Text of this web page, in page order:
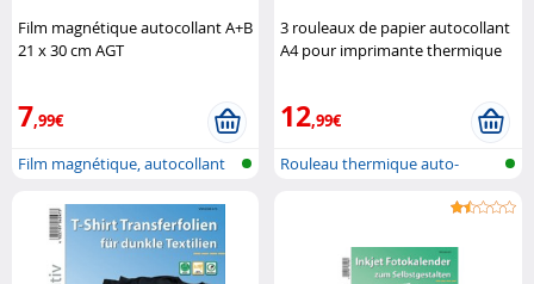
Film magnétique autocollant A+B
21 x 30 cm AGT
7,99€
Film magnétique, autocollant
3 rouleaux de papier autocollant
A4 pour imprimante thermique
12,99€
Rouleau thermique auto-